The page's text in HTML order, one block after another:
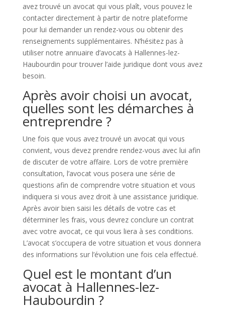
avez trouvé un avocat qui vous plaît, vous pouvez le
contacter directement à partir de notre plateforme
pour lui demander un rendez-vous ou obtenir des
renseignements supplémentaires. N’hésitez pas à
utiliser notre annuaire d’avocats à Hallennes-lez-
Haubourdin pour trouver l’aide juridique dont vous avez
besoin.
Après avoir choisi un avocat,
quelles sont les démarches à
entreprendre ?
Une fois que vous avez trouvé un avocat qui vous
convient, vous devez prendre rendez-vous avec lui afin
de discuter de votre affaire. Lors de votre première
consultation, l’avocat vous posera une série de
questions afin de comprendre votre situation et vous
indiquera si vous avez droit à une assistance juridique.
Après avoir bien saisi les détails de votre cas et
déterminer les frais, vous devrez conclure un contrat
avec votre avocat, ce qui vous liera à ses conditions.
L’avocat s’occupera de votre situation et vous donnera
des informations sur l’évolution une fois cela effectué.
Quel est le montant d’un
avocat à Hallennes-lez-
Haubourdin ?